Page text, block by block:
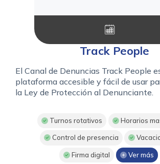
Track People
El Canal de Denuncias Track People
plataforma accesible y fácil de usar
la Ley de Protección al Denunciante.
Turnos rotativos Horarios
Control de presencia
Firma digital Ver más